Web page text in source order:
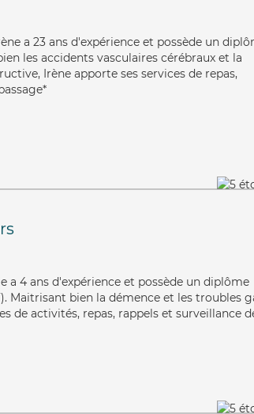
a 23 ans d'expérience et possède un
les accidents vasculaires cérébraux et la
Irène apporte ses services de repas,
a 4 ans d'expérience et possède un diplôme
Maitrisant bien la démence et les troubles
de activités, repas, rappels et surveillance